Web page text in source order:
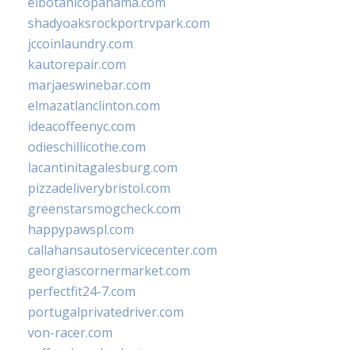
shadyoaksrockportrvpark.com
jccoinlaundry.com
kautorepair.com
marjaeswinebar.com
elmazatlanclinton.com
ideacoffeenyc.com
odieschillicothe.com
lacantinitagalesburg.com
pizzadeliverybristol.com
greenstarsmogcheck.com
happypawspl.com
callahansautoservicecenter.com
georgiascornermarket.com
perfectfit24-7.com
portugalprivatedriver.com
von-racer.com